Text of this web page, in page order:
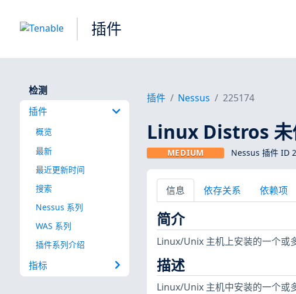
插件
检测
插件
概览
最新
最近更新时间
搜索
Nessus 系列
WAS 系列
插件系列介绍
指标
插件 Nessus 225174
Linux Distros 未
MEDIUM Nessus 插件 ID
信息 依存关系 依赖项
简介
Linux/Unix 主机上安装的一个或
描述
Linux/Unix 主机中安装的一个或